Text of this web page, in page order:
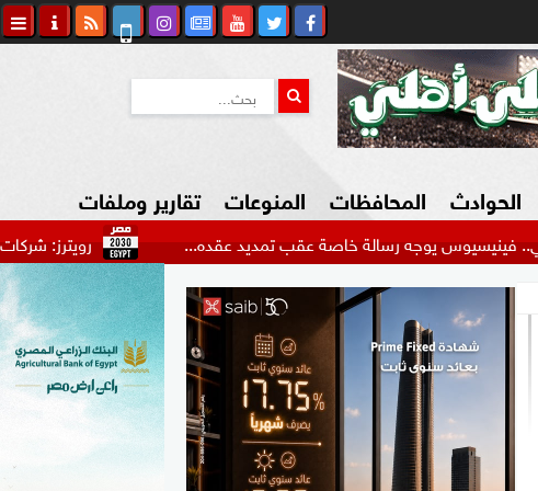
الحوادث
شكاوي المواطن
المحافظات المنوعات
السياحة في مصر
التكنولوجيا
المرأة والأسرة
السيارات
تقارير وملفات
رويترز: شركات صينية يوجه رسالة خاصة عقب تمديد عقده...